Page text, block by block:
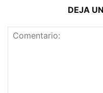
DEJA